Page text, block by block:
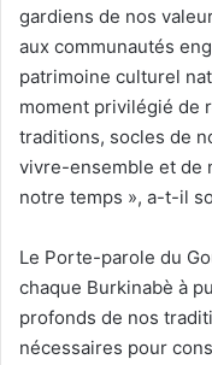
gardiens de nos
aux communautés
patrimoine culturel
moment privilégié de
traditions, socles de
vivre-ensemble et de
notre temps », a-t-il
Le Porte-parole du
chaque Burkinabè à
profonds de nos
nécessaires pour